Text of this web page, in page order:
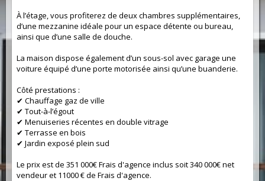
À l’étage, vous profiterez de deux chambres supplémentaires,
d’une mezzanine idéale pour un espace détente ou bureau,
ainsi que d’une salle de douche.
La maison dispose également d’un sous-sol avec garage une
voiture équipé d’une porte motorisée ainsi qu’une buanderie.
Côté prestations :
✔ Chauffage gaz de ville
✔ Tout-à-l’égout
✔ Menuiseries récentes en double vitrage
✔ Terrasse en bois
✔ Jardin exposé plein sud
Le prix est de 351 000€ Frais d'agence inclus soit 340 000€ net
vendeur et 11000 € de Frais d'agence.